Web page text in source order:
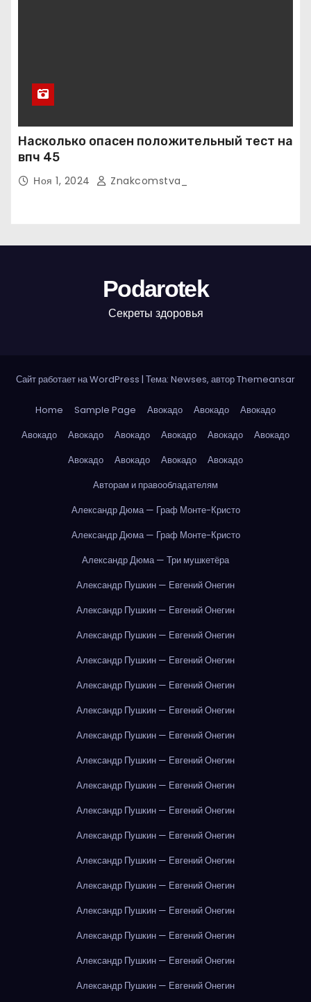
Насколько опасен положительный тест на
впч 45
Ноя 1, 2024 Znakcomstva_
Podarotek
Секреты здоровья
Сайт работает на WordPress | Тема: Newses, авторThemeansar
Home Sample Page Авокадо Авокадо
Авокадо
Авокадо
Авокадо Авокадо Авокадо Авокадо
Авокадо
Авокадо
Авокадо Авокадо
Авокадо
Авторам и правообладателям
Александр Дюма — Граф Монте-Кристо
Александр Дюма — Граф Монте-Кристо
Александр Дюма — Три мушкетёра
Александр Пушкин — Евгений Онегин
Александр Пушкин — Евгений Онегин
Александр Пушкин — Евгений Онегин
Александр Пушкин — Евгений Онегин
Александр Пушкин — Евгений Онегин
Александр Пушкин — Евгений Онегин
Александр Пушкин — Евгений Онегин
Александр Пушкин — Евгений Онегин
Александр Пушкин — Евгений Онегин
Александр Пушкин — Евгений Онегин
Александр Пушкин — Евгений Онегин
Александр Пушкин — Евгений Онегин
Александр Пушкин — Евгений Онегин
Александр Пушкин — Евгений Онегин
Александр Пушкин — Евгений Онегин
Александр Пушкин — Евгений Онегин
Александр Пушкин — Евгений Онегин